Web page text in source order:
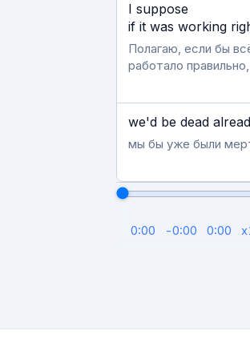
I suppose
if it was working
Полагаю, если бы
работало правильно,
we'd be dead
мы бы уже были
0:00 -0:00 0:00 x